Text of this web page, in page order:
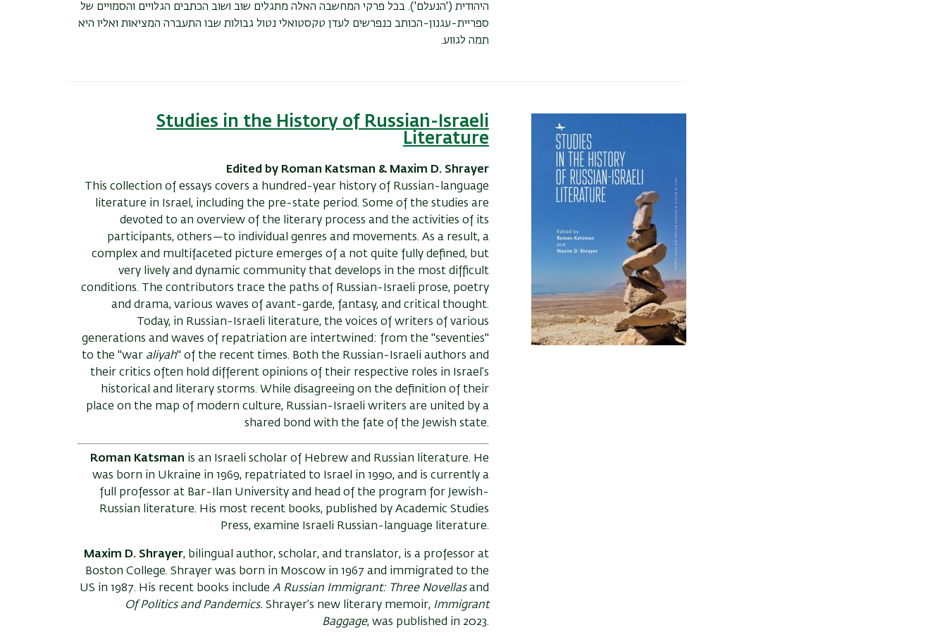
היהודית ('הנעלם'). בכל פרקי המחשבה האלה מתגלים שוב ושוב הכתבים הגלויים והסמויים של
ספריית-עגנון-הכותב כנפרשים לעדן טקסטואלי נטול גבולות שבו התעברה המציאות ואליו היא
תמה לגווע.
Studies in the History of Russian-Israeli
Literature
Edited by Roman Katsman & Maxim D. Shrayer
This collection of essays covers a hundred-year history of Russian-language
literature in Israel, including the pre-state period. Some of the studies are
devoted to an overview of the literary process and the activities of its
participants, others—to individual genres and movements. As a result, a
complex and multifaceted picture emerges of a not quite fully defined, but
very lively and dynamic community that develops in the most difficult
conditions. The contributors trace the paths of Russian-Israeli prose, poetry
and drama, various waves of avant-garde, fantasy, and critical thought.
Today, in Russian-Israeli literature, the voices of writers of various
generations and waves of repatriation are intertwined: from the "seventies"
to the "war aliyah" of the recent times. Both the Russian-Israeli authors and
their critics often hold different opinions of their respective roles in Israel’s
historical and literary storms. While disagreeing on the definition of their
place on the map of modern culture, Russian-Israeli writers are united by a
shared bond with the fate of the Jewish state.
Roman Katsman is an Israeli scholar of Hebrew and Russian literature. He
was born in Ukraine in 1969, repatriated to Israel in 1990, and is currently a
full professor at Bar-Ilan University and head of the program for Jewish-
Russian literature. His most recent books, published by Academic Studies
Press, examine Israeli Russian-language literature.
Maxim D. Shrayer, bilingual author, scholar, and translator, is a professor at
Boston College. Shrayer was born in Moscow in 1967 and immigrated to the
US in 1987. His recent books include A Russian Immigrant: Three Novellasand
Of Politics and Pandemics. Shrayer’s new literary memoir, Immigrant
Baggage, was published in 2023.